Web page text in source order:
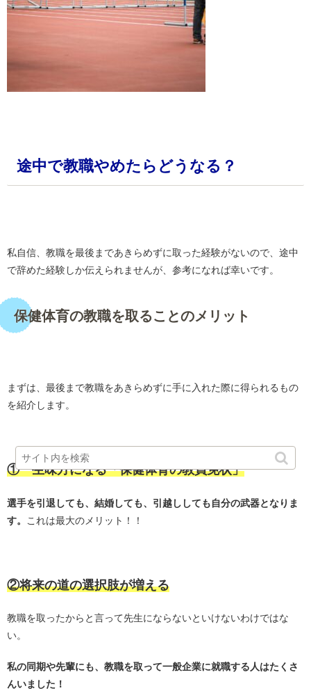
途中で教職やめたらどうなる？
私自信、教職を最後まであきらめずに取った経験がないので、途中
で辞めた経験しか伝えられませんが、参考になれば幸いです。
保健体育の教職を取ることのメリット
まずは、最後まで教職をあきらめずに手に入れた際に得られるもの
を紹介します。
①一生味方になる「保健体育の教員免状」
選手を引退しても、結婚しても、引越ししても自分の武器となりま
す。
これは最大のメリット！！
②将来の道の選択肢が増える
教職を取ったからと言って先生にならないといけないわけではな
い。
私の同期や先輩にも、教職を取って一般企業に就職する人はたくさ
んいました！